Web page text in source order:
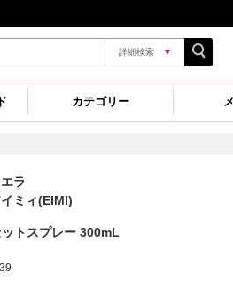
詳細検索 ▼
カテゴリー
ラ
ミィ(EIMI)
トスプレー 300mL